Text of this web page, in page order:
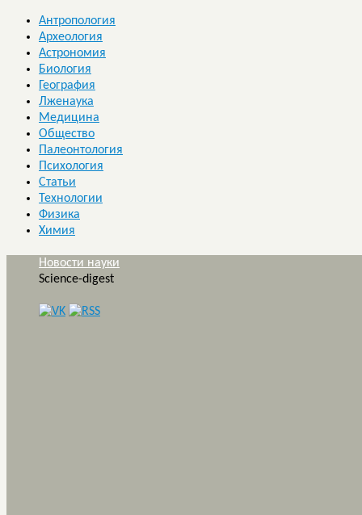
Антропология
Археология
Астрономия
Биология
География
Лженаука
Медицина
Общество
Палеонтология
Психология
Статьи
Технологии
Физика
Химия
Новости науки
Science-digest